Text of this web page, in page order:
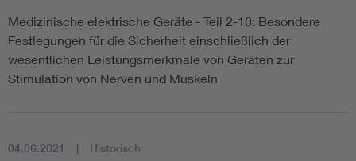
Medizinische elektrische Geräte - Teil 2-10: Besondere
Festlegungen für die Sicherheit einschließlich der
wesentlichen Leistungsmerkmale von Geräten zur
Stimulation von Nerven und Muskeln
04.06.2021 Historisch